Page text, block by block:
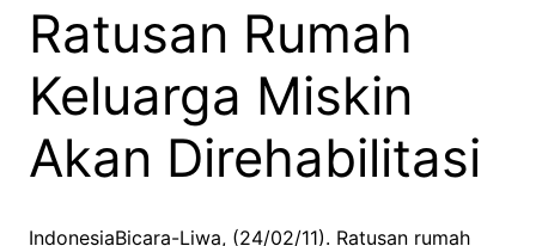
Ratusan Rumah
Keluarga Miskin
Akan Direhabilitasi
IndonesiaBicara-Liwa, (24/02/11). Ratusan rumah